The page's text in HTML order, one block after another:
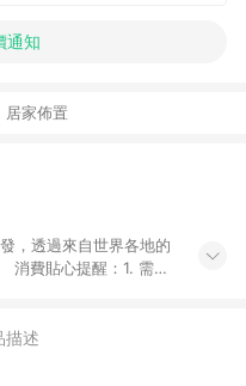
通知
居家佈置
，透過來自世界各地的
消費貼心提醒：1. 需透
描述